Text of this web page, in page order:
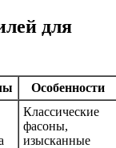
для
Особенности
Классические
фасоны,
изысканные